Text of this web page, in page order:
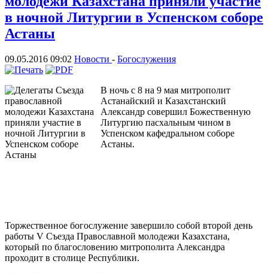
в ночной Литургии в Успенском соборе
Астаны
09.05.2016 09:02 Новости - Богослужения
В ночь с 8 на 9 мая митрополит
Астанайский и Казахстанский
Александр совершил Божественную
Литургию пасхальным чином в
Успенском кафедральном соборе
Астаны.
Торжественное богослужение завершило собой второй день
работы V Съезда Православной молодежи Казахстана,
который по благословению митрополита Александра
проходит в столице Республики.